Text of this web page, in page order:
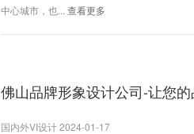
中心城市，也...查看更多
佛山品牌形象设计公司-让您
国内外VI设计 2024-01-17